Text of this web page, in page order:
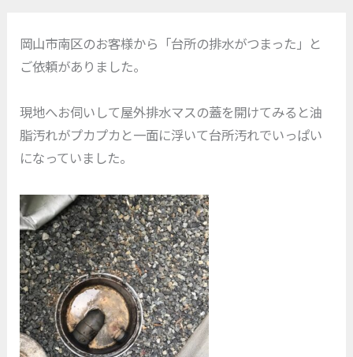
岡山市南区のお客様から「台所の排水がつまった」と
ご依頼がありました。
現地へお伺いして屋外排水マスの蓋を開けてみると油
脂汚れがプカプカと一面に浮いて台所汚れでいっぱい
になっていました。